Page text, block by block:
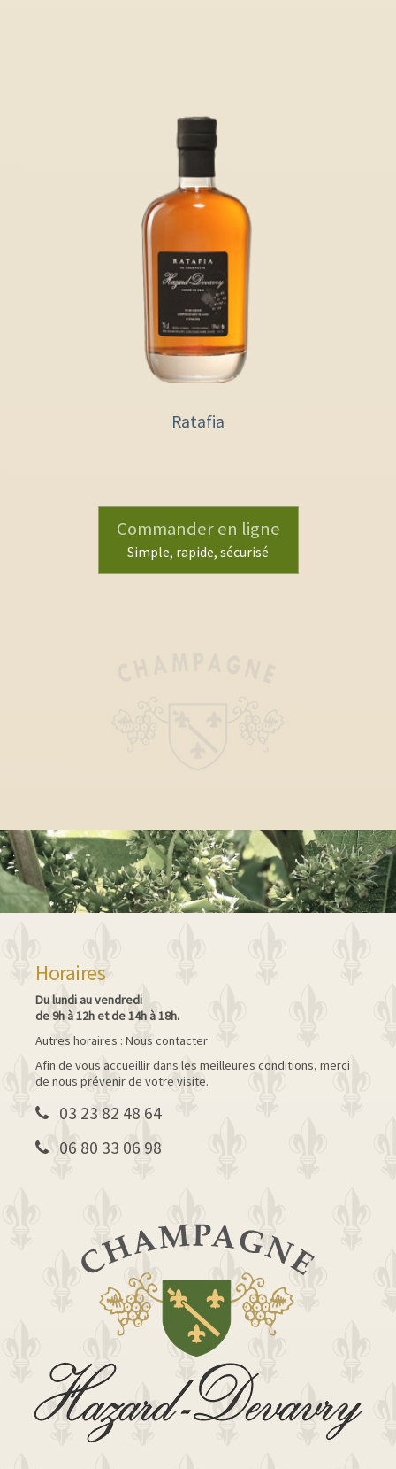
Ratafia
Commander en ligne
Simple, rapide, sécurisé
Horaires
Du lundi au vendredi
de 9h à 12h et de 14h à 18h.
Autres horaires : Nous contacter
Afin de vous accueillir dans les meilleures conditions, merci
de nous prévenir de votre visite.
03 23 82 48 64
06 80 33 06 98